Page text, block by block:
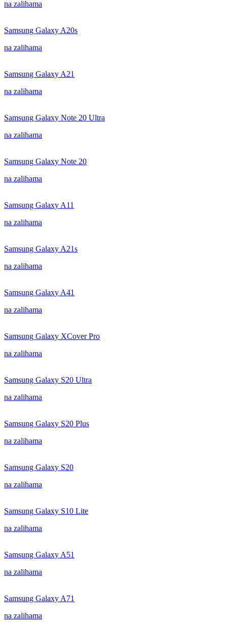
na zalihama
Samsung Galaxy A20s
na zalihama
Samsung Galaxy A21
na zalihama
Samsung Galaxy Note 20 Ultra
na zalihama
Samsung Galaxy Note 20
na zalihama
Samsung Galaxy A11
na zalihama
Samsung Galaxy A21s
na zalihama
Samsung Galaxy A41
na zalihama
Samsung Galaxy XCover Pro
na zalihama
Samsung Galaxy S20 Ultra
na zalihama
Samsung Galaxy S20 Plus
na zalihama
Samsung Galaxy S20
na zalihama
Samsung Galaxy S10 Lite
na zalihama
Samsung Galaxy A51
na zalihama
Samsung Galaxy A71
na zalihama